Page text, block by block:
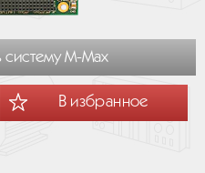
систему М-Мах
В избранное